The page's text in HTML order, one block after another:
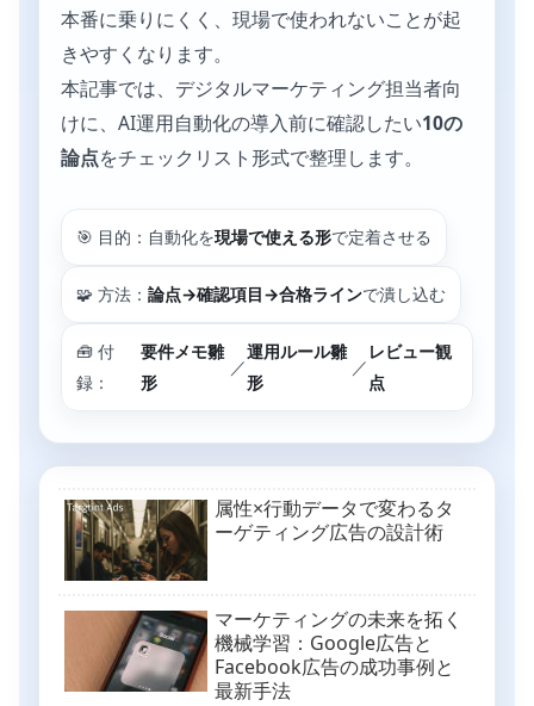
本番に乗りにくく、現場で使われないことが起
きやすくなります。
本記事では、デジタルマーケティング担当者向
けに、AI運用自動化の導入前に確認したい10の
論点をチェックリスト形式で整理します。
🎯 目的：自動化を現場で使える形で定着させる
🧩 方法： 論点→確認項目→合格ラインで潰し込む
🧰 付
録：
要件メモ雛
形
／
運用ルール雛
形
／
レビュー観
点
属性×行動データで変わるタ
ーゲティング広告の設計術
マーケティングの未来を拓く
機械学習：Google広告と
Facebook広告の成功事例と
最新手法